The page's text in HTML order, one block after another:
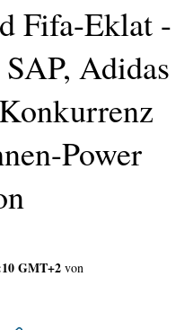
Fifa-Eklat -
Adidas
Power
GMT+2 von